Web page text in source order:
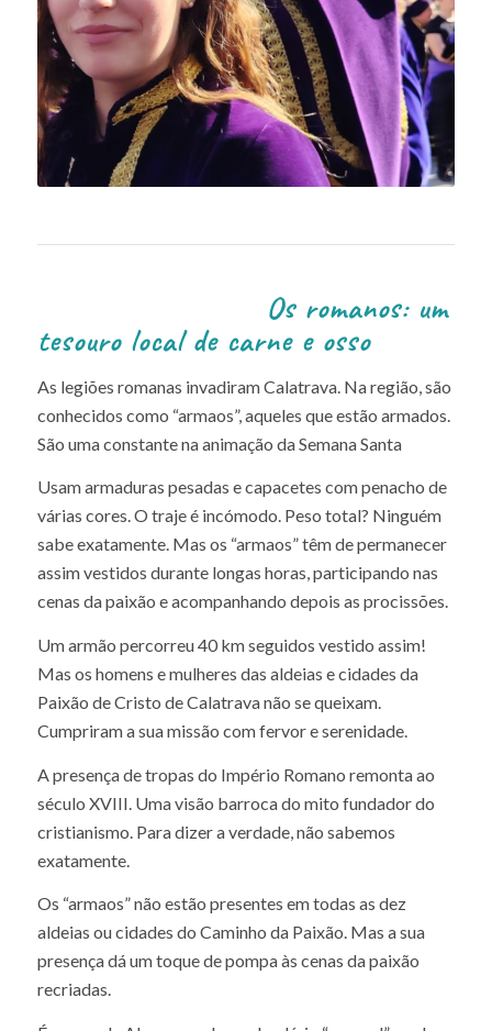
Os romanos: um
tesouro local de carne e osso
As legiões romanas invadiram Calatrava. Na região, são
conhecidos como “armaos”, aqueles que estão armados.
São uma constante na animação da Semana Santa
Usam armaduras pesadas e capacetes com penacho de
várias cores. O traje é incómodo. Peso total? Ninguém
sabe exatamente. Mas os “armaos” têm de permanecer
assim vestidos durante longas horas, participando nas
cenas da paixão e acompanhando depois as procissões.
Um armão percorreu 40 km seguidos vestido assim!
Mas os homens e mulheres das aldeias e cidades da
Paixão de Cristo de Calatrava não se queixam.
Cumpriram a sua missão com fervor e serenidade.
A presença de tropas do Império Romano remonta ao
século XVIII. Uma visão barroca do mito fundador do
cristianismo. Para dizer a verdade, não sabemos
exatamente.
Os “armaos” não estão presentes em todas as dez
aldeias ou cidades do Caminho da Paixão. Mas a sua
presença dá um toque de pompa às cenas da paixão
recriadas.